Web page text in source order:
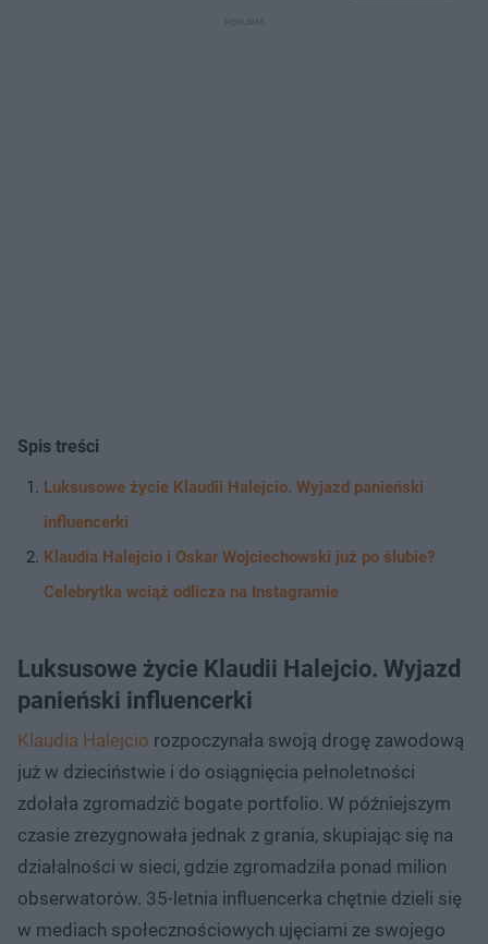
Spis treści
Luksusowe życie Klaudii Halejcio. Wyjazd panieński
influencerki
Klaudia Halejcio i Oskar Wojciechowski już po ślubie?
Celebrytka wciąż odlicza na Instagramie
Luksusowe życie Klaudii Halejcio. Wyjazd
panieński influencerki
Klaudia Halejcio rozpoczynała swoją drogę zawodową
już w dzieciństwie i do osiągnięcia pełnoletności
zdołała zgromadzić bogate portfolio. W późniejszym
czasie zrezygnowała jednak z grania, skupiając się na
działalności w sieci, gdzie zgromadziła ponad milion
obserwatorów. 35-letnia influencerka chętnie dzieli się
w mediach społecznościowych ujęciami ze swojego